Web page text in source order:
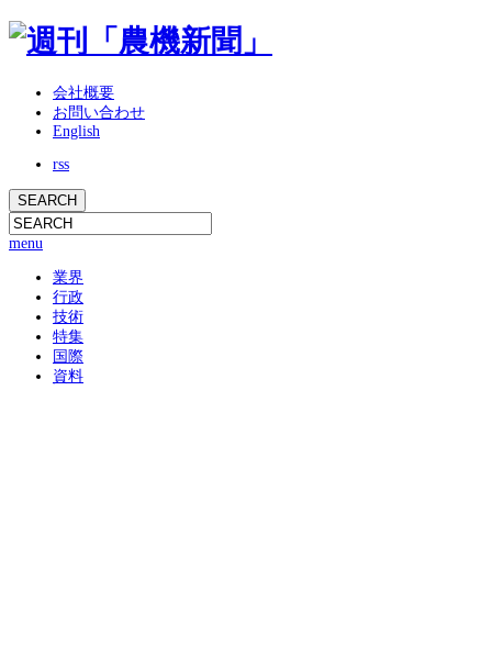
会社概要
お問い合わせ
English
rss
menu
業界
行政
技術
特集
国際
資料